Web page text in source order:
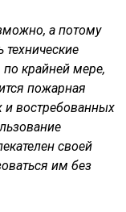
а потому
технические
крайней мере,
пожарная
и востребованных
своей
им без